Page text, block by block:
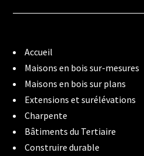
Accueil
Maisons en bois sur-mesures
Maisons en bois sur plans
Extensions et surélévations
Charpente
Bâtiments du Tertiaire
Construire durable